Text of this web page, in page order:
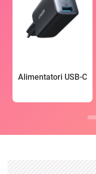
Alimentatori USB-C